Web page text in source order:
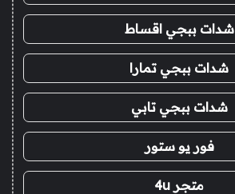
شدات ببجي اقساط
شدات ببجي تمارا
شدات ببجي تابي
فور يو ستور
متجر 4u